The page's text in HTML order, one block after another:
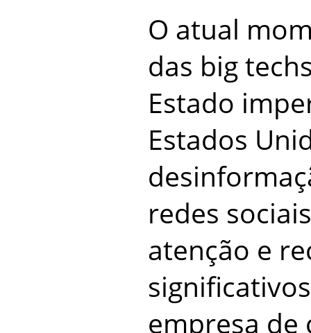
O atual
das big
Estado
Estados
redes
atenção e
empresa de